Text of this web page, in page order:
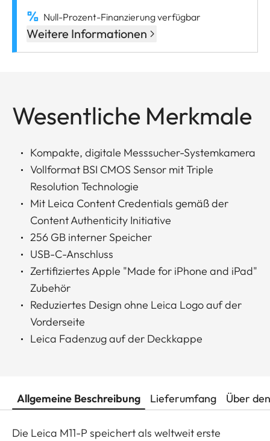
Null-Prozent-Finanzierung verfügbar
Weitere Informationen
Wesentliche Merkmale
Kompakte, digitale Messsucher-Systemkamera
Vollformat BSI CMOS Sensor mit Triple
Resolution Technologie
Mit Leica Content Credentials gemäß der
Content Authenticity Initiative
256 GB interner Speicher
USB-C-Anschluss
Zertifiziertes Apple "Made for iPhone and iPad"
Zubehör
Reduziertes Design ohne Leica Logo auf der
Vorderseite
Leica Fadenzug auf der Deckkappe
Allgemeine Beschreibung Lieferumfang Über
Die Leica M11-P speichert als weltweit erste